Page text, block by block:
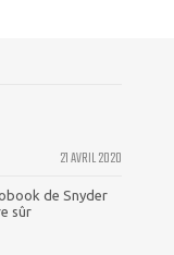
21 AVRIL 2020
de Snyder
sûr